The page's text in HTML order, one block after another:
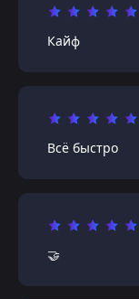
Кайф
Всё быстро
🤝